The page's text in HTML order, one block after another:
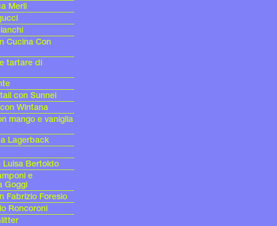
Merli
Cucina Con
tartare di
con Sunnei
Wintana
mango e vaniglia
Lagerback
Luisa Bertoldo
e
Goggi
Fabrizio Foresio
Roncoroni